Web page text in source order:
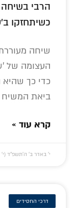
הרבי
כשיתחזקו
שיחה
העצומה של
כדי כך שהיא
ביאת המשיח
קרא עוד »
י׳ באדר ב׳ ה׳תשפ״ד (י׳
דרכי החסידים